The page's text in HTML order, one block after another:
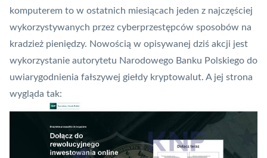
komputerem to w ostatnich miesiącach jeden z najczęściej
wykorzystywanych przez cyberprzestępców sposobów na
kradzież pieniędzy. Nowością w opisywanej dziś akcji jest
wykorzystanie autorytetu Narodowego Banku Polskiego do
uwiarygodnienia fałszywej giełdy kryptowalut. A jej strona
wygląda tak: